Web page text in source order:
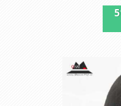
بارانی
که مناسب
پوش جنس
خوش فرمی
باشند